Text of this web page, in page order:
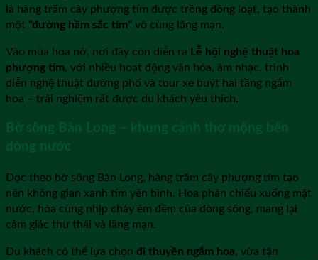
là hàng trăm cây phượng tím được trồng đồng loạt, tạo thành
một “đường hầm sắc tím” vô cùng lãng mạn.
Vào mùa hoa nở, nơi đây còn diễn ra Lễ hội nghệ thuật hoa
phượng tím, với nhiều hoạt động văn hóa, âm nhạc, trình
diễn nghệ thuật đường phố và tour xe buýt hai tầng ngắm
hoa – trải nghiệm rất được du khách yêu thích.
Bờ sông Bàn Long – khung cảnh thơ mộng bên
dòng nước
Dọc theo bờ sông Bàn Long, hàng trăm cây phượng tím tạo
nên không gian xanh tím yên bình. Hoa phản chiếu xuống mặt
nước, hòa cùng nhịp chảy êm đềm của dòng sông, mang lại
cảm giác thư thái và lãng mạn.
Du khách có thể lựa chọn đi thuyền ngắm hoa, vừa tận